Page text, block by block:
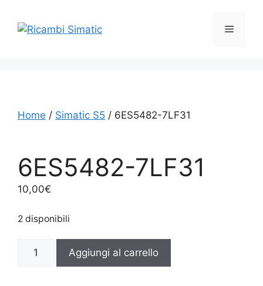
contenuto
Menu
Home / Simatic S5 / 6ES5482-7LF31
6ES5482-7LF31
10,00€
2 disponibili
7LF31
Aggiungi al carrello